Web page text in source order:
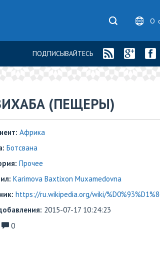
О
ПОДПИСЫВАЙТЕСЬ
(ПЕЩЕРЫ)
Африка
Ботсвана
Прочее
Karimova Baxtixon Muxamedovna
https://ru.wikipedia.org/wiki/
2015-07-17 10:24:23
0